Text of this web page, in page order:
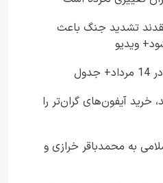
تشدید جنگ باعث
ویدیو
خرید آیفون‌های گران‌تر را
به محمدباقر خرازی و